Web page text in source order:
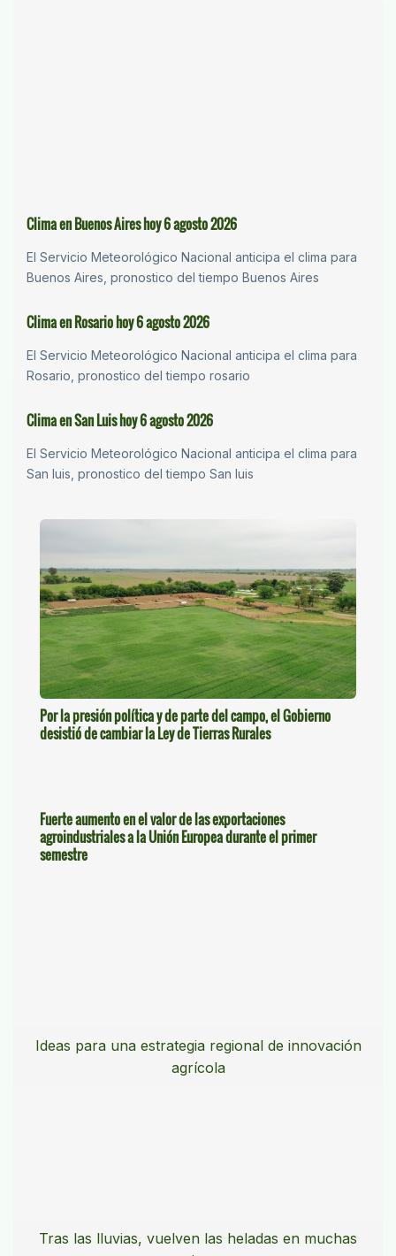
Clima en Buenos Aires hoy 6 agosto 2026
El Servicio Meteorológico Nacional anticipa el clima para
Buenos Aires, pronostico del tiempo Buenos Aires
Clima en Rosario hoy 6 agosto 2026
El Servicio Meteorológico Nacional anticipa el clima para
Rosario, pronostico del tiempo rosario
Clima en San Luis hoy 6 agosto 2026
El Servicio Meteorológico Nacional anticipa el clima para
San luis, pronostico del tiempo San luis
Por la presión política y de parte del campo, el Gobierno
desistió de cambiar la Ley de Tierras Rurales
Fuerte aumento en el valor de las exportaciones
agroindustriales a la Unión Europea durante el primer
semestre
Ideas para una estrategia regional de innovación
agrícola
Tras las lluvias, vuelven las heladas en muchas